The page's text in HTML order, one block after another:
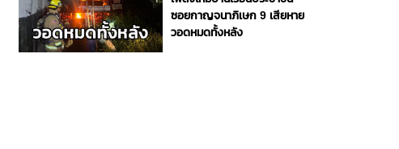
อนุญาต
ซอยกาญจนาภิเษก 9 เสียหาย
วอดหมดทั้งหลัง